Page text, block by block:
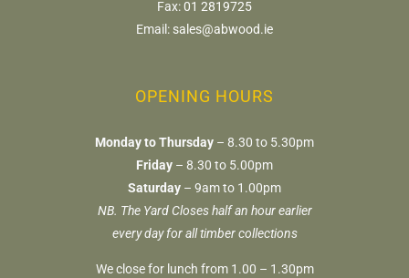
Fax:01 2819725
Email: sales@abwood.ie
OPENING HOURS
Monday to Thursday – 8.30 to 5.30pm
Friday – 8.30 to 5.00pm
Saturday – 9am to 1.00pm
NB. The Yard Closes half an hour earlier
every day for all timber collections
We close for lunch from 1.00 – 1.30pm